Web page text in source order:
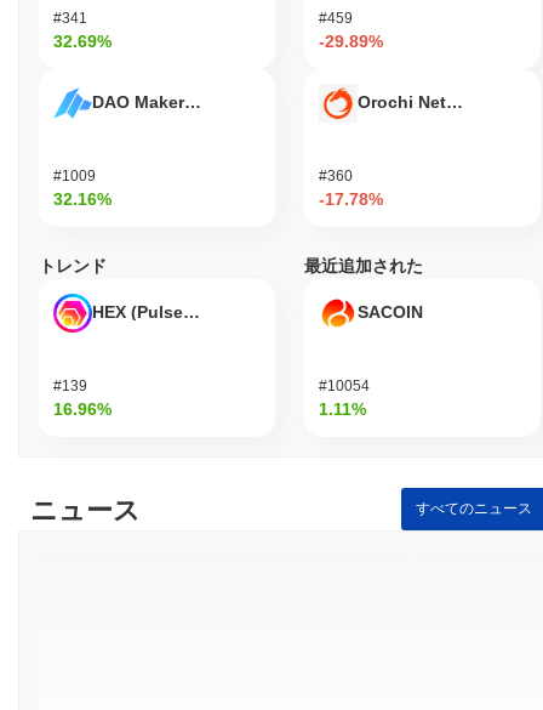
#341
32.69%
DAO Maker Token
#1009
32.16%
#459
-29.89%
Orochi Network
#360
-17.78%
トレンド
HEX (Pulsechain)
#139
16.96%
最近追加された
SACOIN
#10054
1.11%
ニュース すべてのニュース